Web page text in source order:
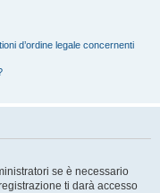
d’ordine legale concernenti
se è necessario
ti darà accesso